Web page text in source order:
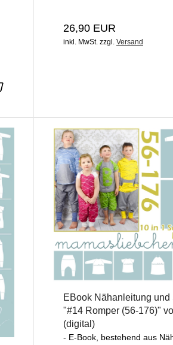
26,90 EUR
inkl. MwSt. zzgl. Versand
EBook Nähanleitung und
"#14 Romper (56-176)"
(digital)
- E-Book, bestehend aus